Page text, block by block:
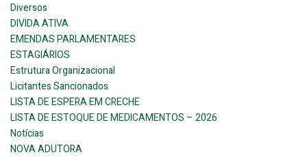
Diversos
DIVIDA ATIVA
EMENDAS PARLAMENTARES
ESTAGIÁRIOS
Estrutura Organizacional
Licitantes Sancionados
LISTA DE ESPERA EM CRECHE
LISTA DE ESTOQUE DE MEDICAMENTOS – 2026
Notícias
NOVA ADUTORA